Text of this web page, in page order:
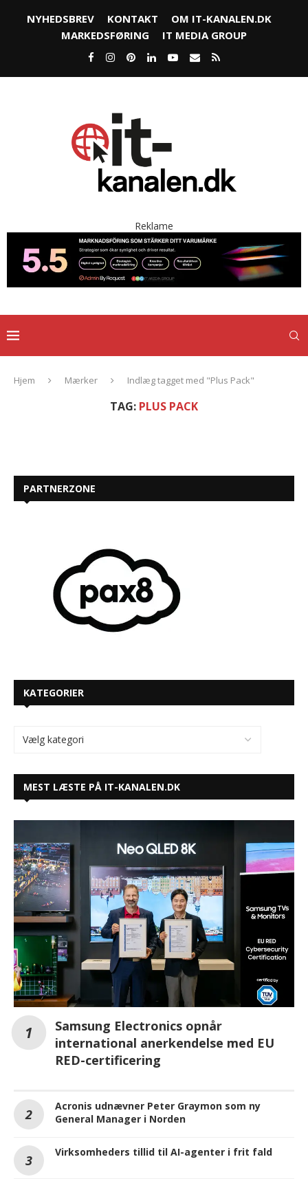
NYHEDSBREV KONTAKT
OM IT-KANALEN.DK
MARKEDSFØRING
IT MEDIA GROUP
Reklame
Hjem Mærker Indlæg tagget med "Plus Pack"
TAG: PLUS PACK
PARTNERZONE
KATEGORIER
MEST LÆSTE PÅ IT-KANALEN.DK
Samsung Electronics opnår
international anerkendelse med EU
RED-certificering
Acronis udnævner Peter Graymon som ny
General Manager i Norden
Virksomheders tillid til AI-agenter i frit fald